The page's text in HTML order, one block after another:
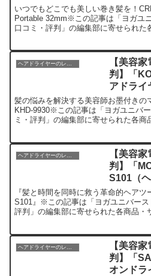
ー／ヘア
ってみた
いつでもどこでも美しい巻き髪を！
Portable 32mm※この記事は「ヨガユ
口コミ・評判」の編集部に寄せられた
【美容
判】「
アドライ
を実際に
髪の悩みを解決する美容師お墨付きの
KHD-9930※この記事は「ヨガユニバ
ミ・評判」の編集部に寄せられた各
ヘアドライヤーのレビュー
【美容
判】「
S101（
イロン）
直感想
『髪と時間を同時に救う革命的ヘア
S101』※この記事は「ヨガユニバース
評判」の編集部に寄せられた各商品・
ヘアドライヤーのレビュー
【美容
判】「
オンドラ